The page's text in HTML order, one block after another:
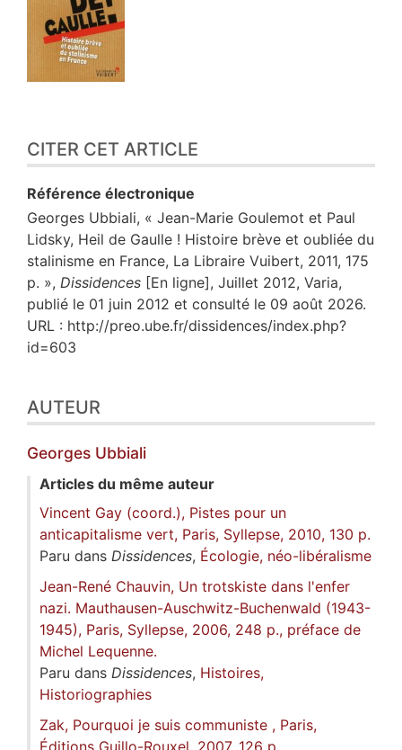
CITER CET ARTICLE
Référence électronique
Georges Ubbiali, « Jean-Marie Goulemot et Paul
Lidsky, Heil de Gaulle ! Histoire brève et oubliée du
stalinisme en France, La Libraire Vuibert, 2011, 175
p. », Dissidences [En ligne], Juillet 2012, Varia,
publié le 01 juin 2012 et consulté le 09 août 2026.
URL : http://preo.ube.fr/dissidences/index.php?
id=603
AUTEUR
Georges Ubbiali
Articles du même auteur
Vincent Gay (coord.), Pistes pour un
anticapitalisme vert, Paris, Syllepse, 2010, 130 p.
Paru dans Dissidences, Écologie, néo-libéralisme
Jean-René Chauvin, Un trotskiste dans l'enfer
nazi. Mauthausen-Auschwitz-Buchenwald (1943-
1945), Paris, Syllepse, 2006, 248 p., préface de
Michel Lequenne.
Paru dans Dissidences, Histoires,
Historiographies
Zak, Pourquoi je suis communiste , Paris,
Éditions Guillo-Rouxel, 2007, 126 p.